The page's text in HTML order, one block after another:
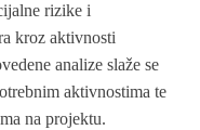
rizike i
kroz aktivnosti
analize slaže se
aktivnostima te
na projektu.